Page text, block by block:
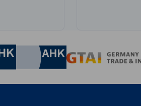
Industrie- und Handelskammer
Industrie- und Handelskammer
AHK.de